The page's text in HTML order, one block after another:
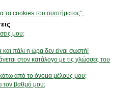
τα cookies του συστήματος”;
μου;
πάλι η ώρα δεν είναι σωστή!
στον κατάλογο με τις γλώσσες του
από το όνομα μέλους μου;
τον βαθμό μου;